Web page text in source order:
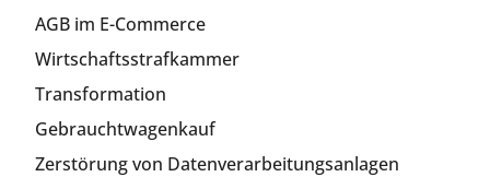
AGB im E-Commerce
Wirtschaftsstrafkammer
Transformation
Gebrauchtwagenkauf
Zerstörung von Datenverarbeitungsanlagen